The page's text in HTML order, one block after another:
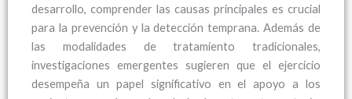
desarrollo, comprender las causas principales es crucial
para la prevención y la detección temprana. Además de
las modalidades de tratamiento tradicionales,
investigaciones emergentes sugieren que el ejercicio
desempeña un papel significativo en el apoyo a los